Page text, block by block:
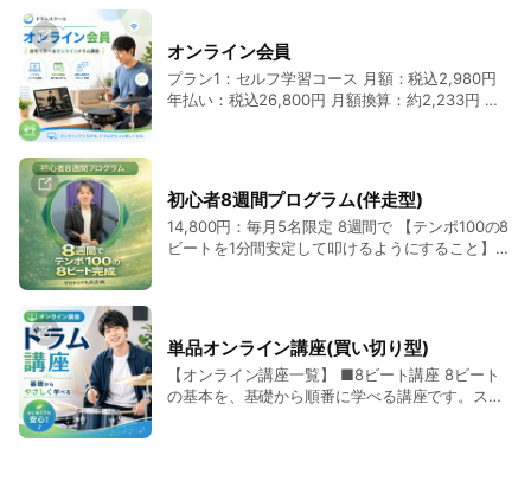
題曲の完成に必要なことのみ練習します。また3
ヶ月を終えても150以上のオンライン講座が半永
久的に視聴可能です。
オンライン会員
プラン1：セルフ学習コース 月額：税込2,980円
年払い：税込26,800円 月額換算：約2,233円 対
座に加えて、LINEで質問しながら学びたい方へ
初心者8週間プログラム(伴走型)
14,800円：毎月5名限定 8週間で 【テンポ100の8
ビートを1分間安定して叩けるようにすること】
Week2：8ビートの土台 Week3：フィルイン
Week4：頭打ちとクローズドリムショット
Week5：2小節リズム Week6：シンコペーション
Week7：ハイハットオープン Week8：最終課題
単品オンライン講座(買い切り型)
【オンライン講座一覧】 ■8ビート講座 8ビート
の基本を、基礎から順番に学べる講座です。スト